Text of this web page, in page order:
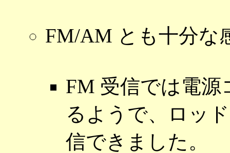
FM/AM とも十分な
FM 受信では電
るようで、ロッ
信できました。